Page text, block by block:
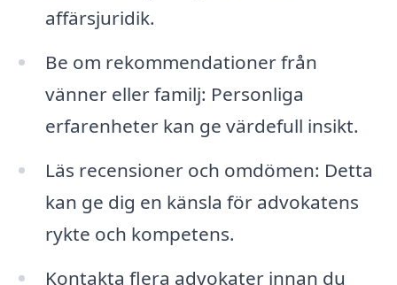
affärsjuridik.
Be om rekommendationer från
vänner eller familj: Personliga
erfarenheter kan ge värdefull insikt.
Läs recensioner och omdömen: Detta
kan ge dig en känsla för advokatens
rykte och kompetens.
Kontakta flera advokater innan du